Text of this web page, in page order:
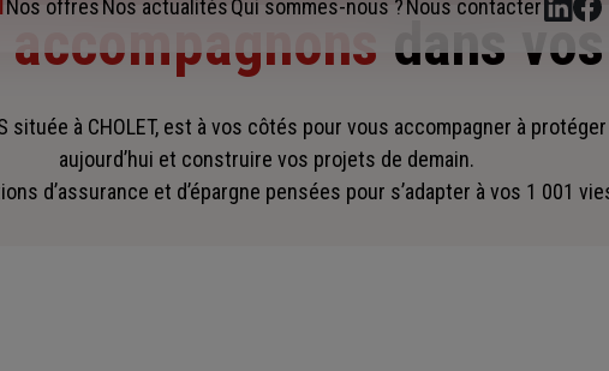
Nos offresNos actualitésQui sommes-nous ?Nous contacter
dans
située à CHOLET, est à vos côtés pour vous accompagner à
aujourd’hui et construire vos projets de demain.
d’assurance et d’épargne pensées pour s’adapter à vos 1 001